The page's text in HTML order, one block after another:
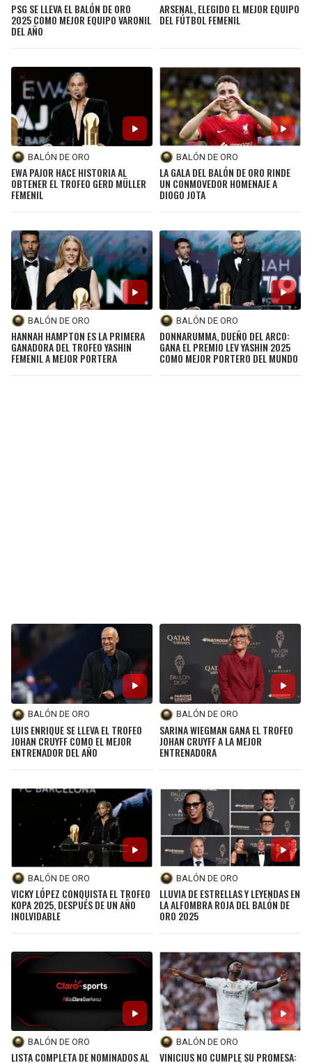
PSG SE LLEVA EL BALÓN DE ORO
2025 COMO MEJOR EQUIPO VARONIL
DEL AÑO
ARSENAL, ELEGIDO EL MEJOR EQUIPO
DEL FÚTBOL FEMENIL
BALÓN DE ORO
EWA PAJOR HACE HISTORIA AL
OBTENER EL TROFEO GERD MÜLLER
FEMENIL
BALÓN DE ORO
LA GALA DEL BALÓN DE ORO RINDE
UN CONMOVEDOR HOMENAJE A
DIOGO JOTA
BALÓN DE ORO
HANNAH HAMPTON ES LA PRIMERA
GANADORA DEL TROFEO YASHIN
FEMENIL A MEJOR PORTERA
BALÓN DE ORO
DONNARUMMA, DUEÑO DEL ARCO:
GANA EL PREMIO LEV YASHIN 2025
COMO MEJOR PORTERO DEL MUNDO
BALÓN DE ORO
LUIS ENRIQUE SE LLEVA EL TROFEO
JOHAN CRUYFF COMO EL MEJOR
ENTRENADOR DEL AÑO
BALÓN DE ORO
SARINA WIEGMAN GANA EL TROFEO
JOHAN CRUYFF A LA MEJOR
ENTRENADORA
BALÓN DE ORO
VICKY LÓPEZ CONQUISTA EL TROFEO
KOPA 2025, DESPUÉS DE UN AÑO
INOLVIDABLE
BALÓN DE ORO
LLUVIA DE ESTRELLAS Y LEYENDAS EN
LA ALFOMBRA ROJA DEL BALÓN DE
ORO 2025
BALÓN DE ORO
LISTA COMPLETA DE NOMINADOS AL
BALÓN DE ORO
VINICIUS NO CUMPLE SU PROMESA: